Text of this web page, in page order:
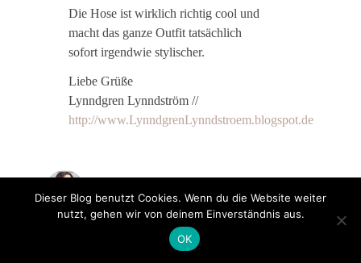
Die Hose ist wirklich richtig cool und
macht das ganze Outfit tatsächlich
sofort irgendwie stylischer.
Liebe Grüße
Lynndgren Lynndström //
http://www.LynndgrenLynndstroem.blogspot.de
Kerstin
Ich mag ja die Hose super gerne an
Dieser Blog benutzt Cookies. Wenn du die Website weiter
nutzt, gehen wir von deinem Einverständnis aus.
OK